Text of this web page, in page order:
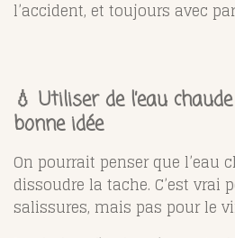
l’accident, et toujours avec
💧 Utiliser de l’eau
bonne idée
On pourrait penser que l’eau
dissoudre la tache. C’est vrai
salissures, mais pas pour le